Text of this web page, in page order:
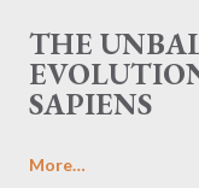
THE
SAPIENS
More…